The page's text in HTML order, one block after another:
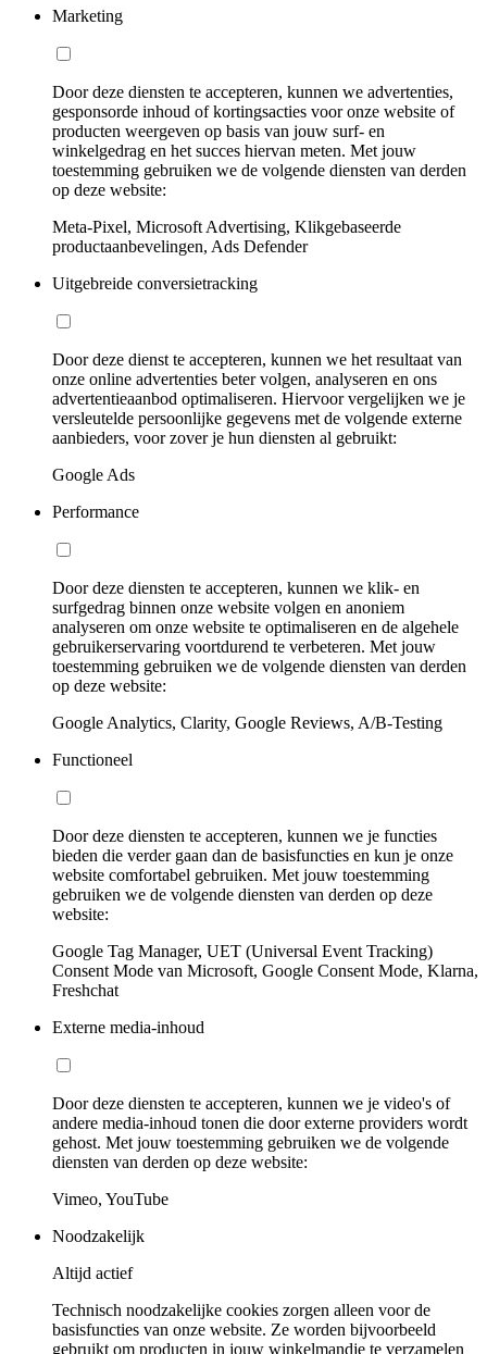
Marketing
Door deze diensten te accepteren, kunnen we advertenties,
gesponsorde inhoud of kortingsacties voor onze website of
producten weergeven op basis van jouw surf- en
winkelgedrag en het succes hiervan meten. Met jouw
toestemming gebruiken we de volgende diensten van derden
op deze website:
Meta-Pixel, Microsoft Advertising, Klikgebaseerde
productaanbevelingen, Ads Defender
Uitgebreide conversietracking
Door deze dienst te accepteren, kunnen we het resultaat van
onze online advertenties beter volgen, analyseren en ons
advertentieaanbod optimaliseren. Hiervoor vergelijken we je
versleutelde persoonlijke gegevens met de volgende externe
aanbieders, voor zover je hun diensten al gebruikt:
Google Ads
Performance
Door deze diensten te accepteren, kunnen we klik- en
surfgedrag binnen onze website volgen en anoniem
analyseren om onze website te optimaliseren en de algehele
gebruikerservaring voortdurend te verbeteren. Met jouw
toestemming gebruiken we de volgende diensten van derden
op deze website:
Google Analytics, Clarity, Google Reviews, A/B-Testing
Functioneel
Door deze diensten te accepteren, kunnen we je functies
bieden die verder gaan dan de basisfuncties en kun je onze
website comfortabel gebruiken. Met jouw toestemming
gebruiken we de volgende diensten van derden op deze
website:
Google Tag Manager, UET (Universal Event Tracking)
Consent Mode van Microsoft, Google Consent Mode, Klarna,
Freshchat
Externe media-inhoud
Door deze diensten te accepteren, kunnen we je video's of
andere media-inhoud tonen die door externe providers wordt
gehost. Met jouw toestemming gebruiken we de volgende
diensten van derden op deze website:
Vimeo, YouTube
Noodzakelijk
Altijd actief
Technisch noodzakelijke cookies zorgen alleen voor de
basisfuncties van onze website. Ze worden bijvoorbeeld
gebruikt om producten in jouw winkelmandje te verzamelen